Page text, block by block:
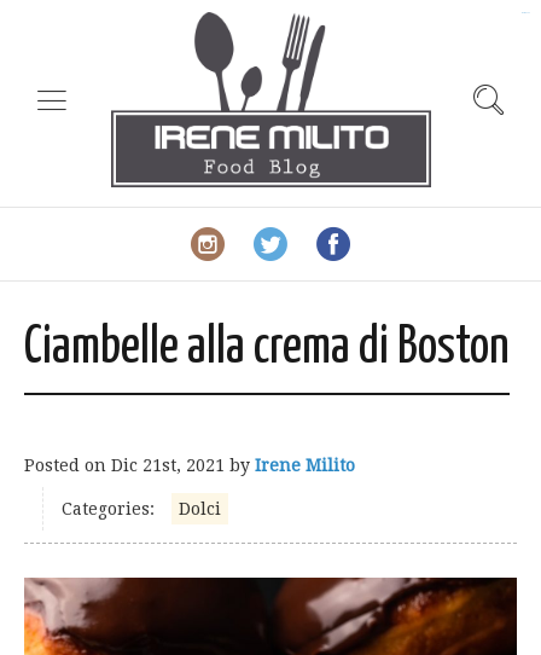
Ciambelle alla crema di Boston
Posted on Dic 21st, 2021 by Irene Milito
Categories: Dolci